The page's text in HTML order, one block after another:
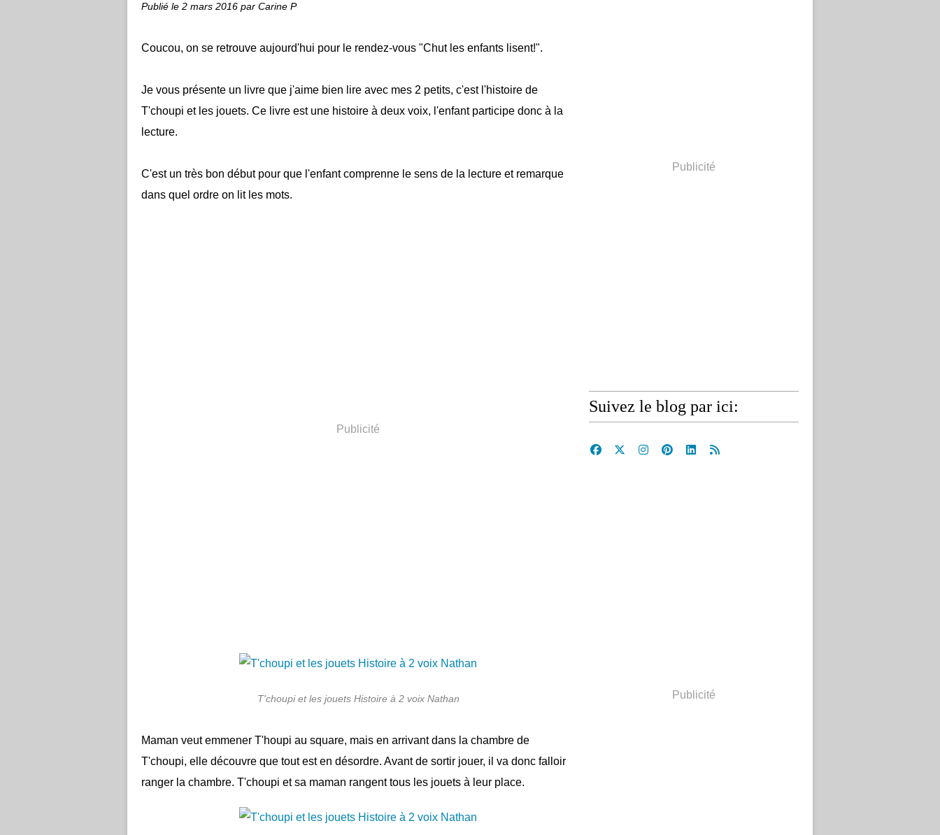
Publié le 2 mars 2016 par Carine P
Coucou, on se retrouve aujourd'hui pour le rendez-vous "Chut les enfants lisent!".
Je vous présente un livre que j'aime bien lire avec mes 2 petits, c'est l'histoire de
T'choupi et les jouets. Ce livre est une histoire à deux voix, l'enfant participe donc à la
lecture.
C'est un très bon début pour que l'enfant comprenne le sens de la lecture et remarque
dans quel ordre on lit les mots.
Publicité
T'choupi et les jouets Histoire à 2 voix Nathan
Maman veut emmener T'houpi au square, mais en arrivant dans la chambre de
T'choupi, elle découvre que tout est en désordre. Avant de sortir jouer, il va donc falloir
ranger la chambre. T'choupi et sa maman rangent tous les jouets à leur place.
Publicité
Suivez le blog par ici:
Publicité